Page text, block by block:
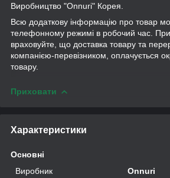
Виробництво "Onnuri" Корея.
Всю додаткову інформацію про товар
телефонному режимі в робочий час.
враховуйте, що доставка товару та
компанією-перевізником, оплачується
товару.
Приховати
Характеристики
Основні
Виробник
Onnuri